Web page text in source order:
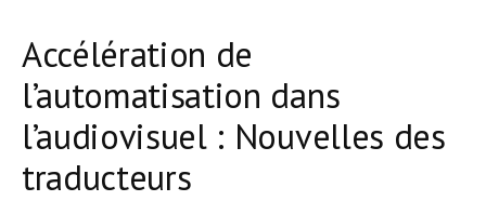
Accélération de
l’automatisation dans
l’audiovisuel : Nouvelles des
traducteurs